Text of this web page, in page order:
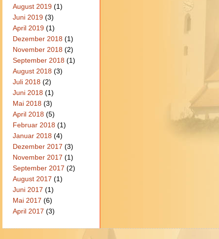
August 2019(1)
Juni 2019(3)
April 2019(1)
Dezember 2018(1)
November 2018(2)
September 2018(1)
August 2018(3)
Juli 2018(2)
Juni 2018(1)
Mai 2018(3)
April 2018(5)
Februar 2018(1)
Januar 2018(4)
Dezember 2017 (3)
November 2017 (1)
September 2017 (2)
August 2017 (1)
Juni 2017 (1)
Mai 2017 (6)
April 2017 (3)